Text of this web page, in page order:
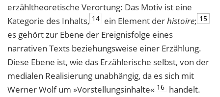
erzähltheoretische Verortung: Das Motiv ist eine
Kategorie des Inhalts, 14 ein Element derhistoire; 15
es gehört zur Ebene der Ereignisfolge eines
narrativen Texts beziehungsweise einer Erzählung.
Diese Ebene ist, wie das Erzählerische selbst, von der
medialen Realisierung unabhängig, da es sich mit
Werner Wolf um »Vorstellungsinhalte« 16 handelt.